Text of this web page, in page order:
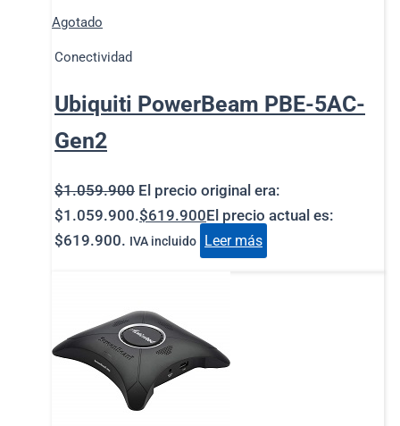
Agotado
Conectividad
Ubiquiti PowerBeam PBE-5AC-
Gen2
$1.059.900 El precio original era:
$1.059.900.$619.900El precio actual es:
$619.900. IVA incluido Leer más